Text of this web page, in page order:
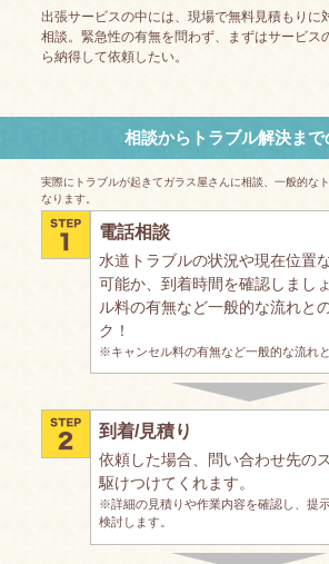
出張サービスの中には、現場で無料見積もりに
相談。緊急性の有無を問わず、まずはサービス
ら納得して依頼したい。
相談からトラブル解決まで
実際にトラブルが起きてガラス屋さんに相談、一般的な
なります。
電話相談
水道トラブルの状況や現在位置
可能か、到着時間を確認しまし
ル料の有無など一般的な流れと
ク！
※キャンセル料の有無など一般的な流れ
到着/見積り
依頼した場合、問い合わせ先の
駆けつけてくれます。
※詳細の見積りや作業内容を確認し、提
検討します。